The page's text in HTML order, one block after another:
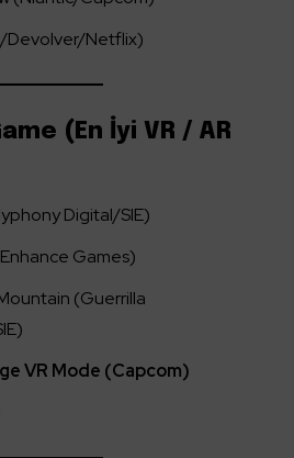
Devolver/Netflix)
(En İyi VR / AR
Digital/SIE)
Games)
(Guerrilla
VR Mode (Capcom)